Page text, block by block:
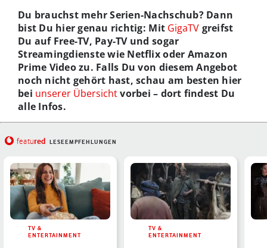
Du brauchst mehr Serien-Nachschub? Dann
bist Du hier genau richtig: Mit GigaTV greifst
Du auf Free-TV, Pay-TV und sogar
Streamingdienste wie Netflix oder Amazon
Prime Video zu. Falls Du von diesem Angebot
noch nicht gehört hast, schau am besten hier
bei unserer Übersichtvorbei – dort findest Du
alle Infos.
featured LESEEMPFEHLUNGEN
TV &
ENTERTAINMENT
TV &
ENTERTAINMENT